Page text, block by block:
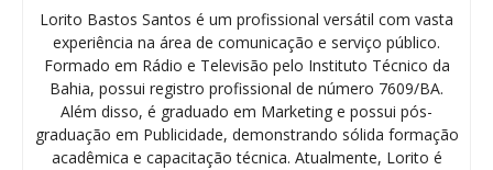
Lorito Bastos Santos é um profissional versátil com vasta
experiência na área de comunicação e serviço público.
Formado em Rádio e Televisão pelo Instituto Técnico da
Bahia, possui registro profissional de número 7609/BA.
Além disso, é graduado em Marketing e possui pós-
graduação em Publicidade, demonstrando sólida formação
acadêmica e capacitação técnica. Atualmente, Lorito é